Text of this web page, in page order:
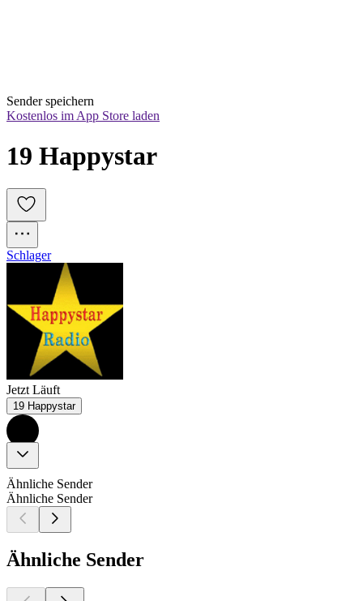
Sender speichern
Kostenlos im App Store laden
19 Happystar
Schlager
Jetzt Läuft
19 Happystar
Ähnliche Sender
Ähnliche Sender
Ähnliche Sender